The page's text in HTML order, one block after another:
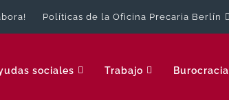
Políticas de la Oficina Precaria Berlín
sociales Trabajo Burocracia